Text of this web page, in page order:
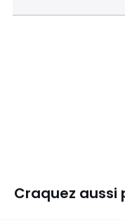
Craquez aussi